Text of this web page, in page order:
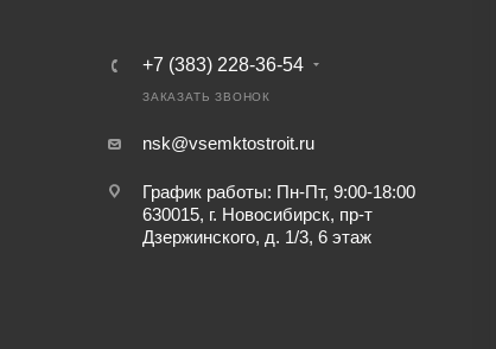
+7 (383) 228-36-54
ЗАКАЗАТЬ ЗВОНОК
nsk@vsemktostroit.ru
График работы: Пн-Пт, 9:00-18:00
630015, г. Новосибирск, пр-т
Дзержинского, д. 1/3, 6 этаж